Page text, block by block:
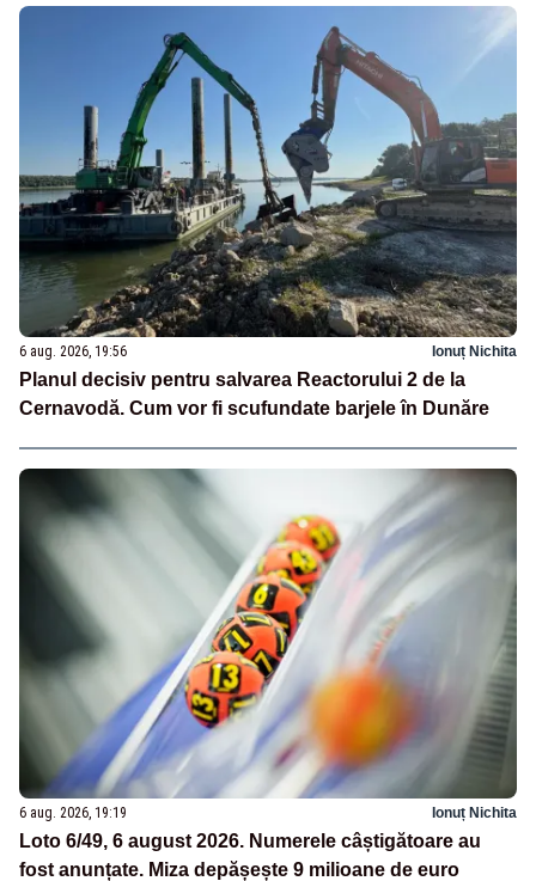
6 aug. 2026, 19:56 Ionuț Nichita
Planul decisiv pentru salvarea Reactorului 2 de la
Cernavodă. Cum vor fi scufundate barjele în Dunăre
6 aug. 2026, 19:19 Ionuț Nichita
Loto 6/49, 6 august 2026. Numerele câștigătoare au
fost anunțate. Miza depășește 9 milioane de euro